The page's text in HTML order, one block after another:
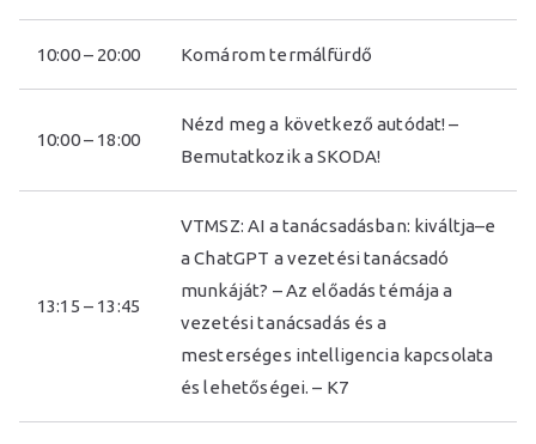
z
k
ó
10:00 – 20:00 Komárom termálfürdő
10:00 – 18:00
Nézd meg a következő autódat! –
Bemutatkozik a SKODA!
13:15 – 13:45
VTMSZ: AI a tanácsadásban: kiváltja–e
a ChatGPT a vezetési tanácsadó
munkáját? – Az előadás témája a
vezetési tanácsadás és a
mesterséges intelligencia kapcsolata
és lehetőségei. – K7